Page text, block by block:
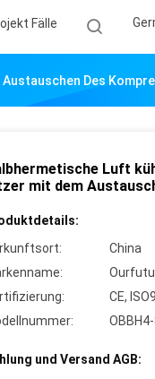
Fälle
Des
Luft
mit dem
China
CE,
und Versand AGB: